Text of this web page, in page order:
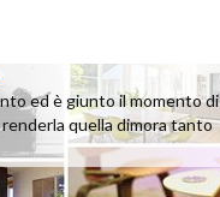
ed è giunto il momento di
quella dimora tanto